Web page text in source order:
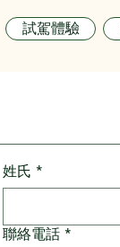
試駕體驗
姓氏 *
聯絡電話 *